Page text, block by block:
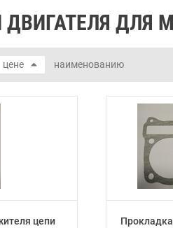
ДЛЯ
цене наименованию
цепи